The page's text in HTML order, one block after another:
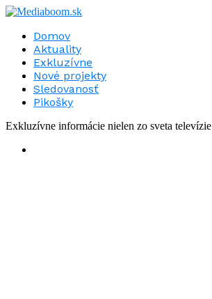
Domov
Aktuality
Exkluzívne
Nové projekty
Sledovanosť
Pikošky
Exkluzívne informácie nielen zo sveta televízie